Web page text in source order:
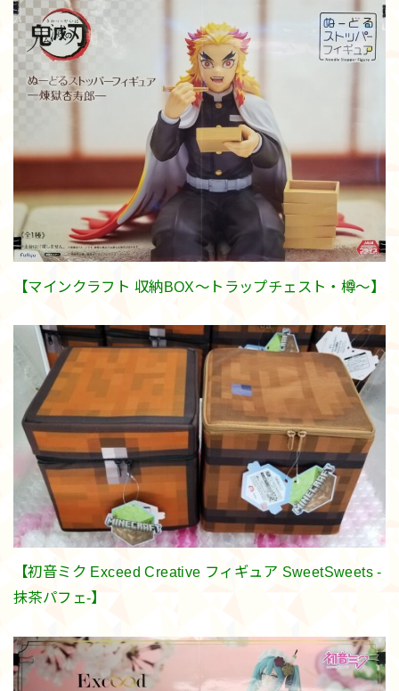
【マインクラフト 収納BOX～トラップチェスト・樽～】
【初音ミク Exceed Creative フィギュア SweetSweets -
抹茶パフェ-】